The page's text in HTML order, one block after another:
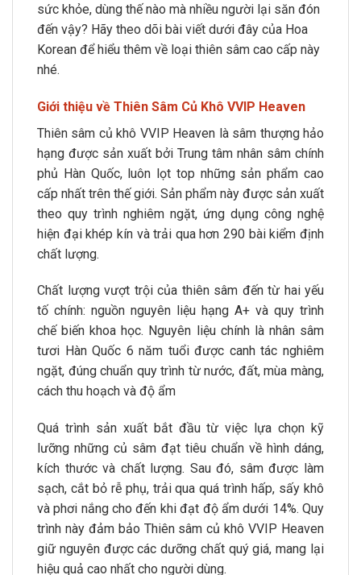
sức khỏe, dùng thế nào mà nhiều người lại săn đón
đến vậy? Hãy theo dõi bài viết dưới đây của Hoa
Korean để hiểu thêm về loại thiên sâm cao cấp này
nhé.
Giới thiệu về Thiên Sâm Củ Khô VVIP Heaven
Thiên sâm củ khô VVIP Heaven là sâm thượng hảo
hạng được sản xuất bởi Trung tâm nhân sâm chính
phủ Hàn Quốc, luôn lọt top những sản phẩm cao
cấp nhất trên thế giới. Sản phẩm này được sản xuất
theo quy trình nghiêm ngặt, ứng dụng công nghệ
hiện đại khép kín và trải qua hơn 290 bài kiểm định
chất lượng.
Chất lượng vượt trội của thiên sâm đến từ hai yếu
tố chính: nguồn nguyên liệu hạng A+ và quy trình
chế biến khoa học. Nguyên liệu chính là nhân sâm
tươi Hàn Quốc 6 năm tuổi được canh tác nghiêm
ngặt, đúng chuẩn quy trình từ nước, đất, mùa màng,
cách thu hoạch và độ ẩm
Quá trình sản xuất bắt đầu từ việc lựa chọn kỹ
lưỡng những củ sâm đạt tiêu chuẩn về hình dáng,
kích thước và chất lượng. Sau đó, sâm được làm
sạch, cắt bỏ rễ phụ, trải qua quá trình hấp, sấy khô
và phơi nắng cho đến khi đạt độ ẩm dưới 14%. Quy
trình này đảm bảo Thiên sâm củ khô VVIP Heaven
giữ nguyên được các dưỡng chất quý giá, mang lại
hiệu quả cao nhất cho người dùng.